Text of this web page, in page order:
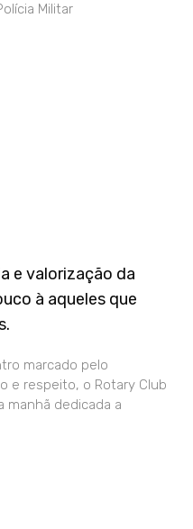
Militar
e valorização da
à aqueles que
marcado pelo
e respeito, o Rotary Club
manhã dedicada a